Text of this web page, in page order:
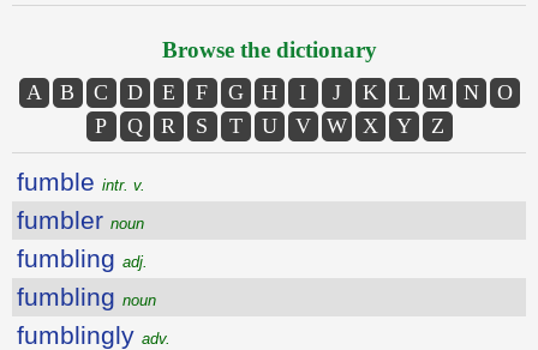
Browse the dictionary
A B C D E F G H I J K L M N
O
P
Q R S T U V W X Y Z
fumble intr. v.
fumbler noun
fumbling adj.
fumbling noun
fumblingly adv.